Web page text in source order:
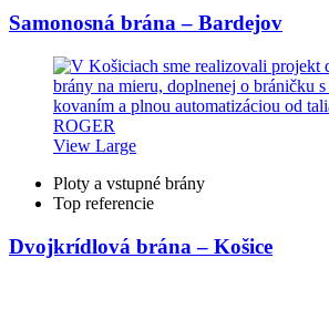
Samonosná brána – Bardejov
View Large
Ploty a vstupné brány
Top referencie
Dvojkrídlová brána – Košice